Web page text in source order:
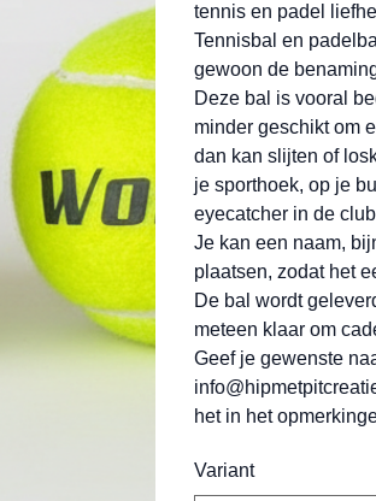
tennis en padel
Tennisbal en
gewoon de
Deze bal is vooral
minder geschikt om
dan kan slijten of
je sporthoek, op je
eyecatcher in de
Je kan een naam,
plaatsen, zodat het
De bal wordt
meteen klaar om
Geef je gewenste
het in het
Variant